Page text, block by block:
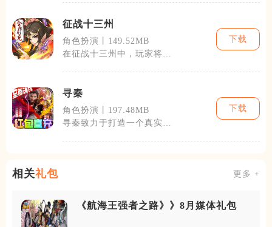
征战十三州
角色扮演丨149.52MB
在征战十三州中，玩家将体
下载
寻秦
角色扮演丨197.48MB
寻秦致力于打造一个真实还
下载
相关礼包 更多 +
《航海王强者之路》》8月媒体礼包